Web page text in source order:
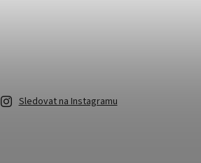
Sledovat na Instagramu